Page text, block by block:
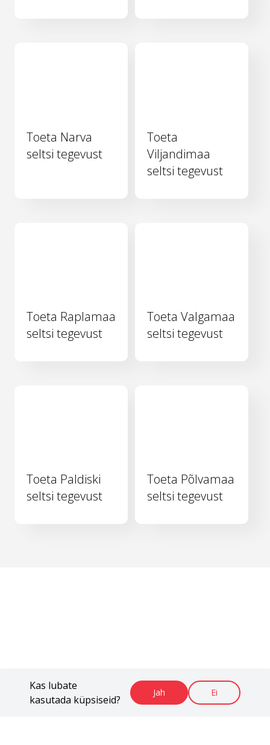
Kas lubate
kasutada küpsiseid?
Jah Ei
Toeta Narva
seltsi tegevust
Toeta
Viljandimaa
seltsi tegevust
Toeta Raplamaa
seltsi tegevust
Toeta Valgamaa
seltsi tegevust
Toeta Paldiski
seltsi tegevust
Toeta Põlvamaa
seltsi tegevust